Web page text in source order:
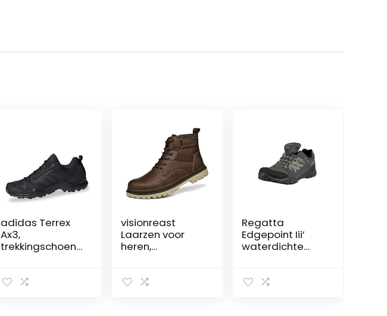
adidas Terrex
Ax3,
trekkingschoene
visionreast
Laarzen voor
heren,
enkellaarzen,
Regatta
Edgepoint Iii’
waterdichte
lage taille